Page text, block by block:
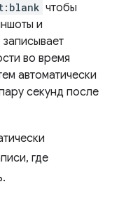
чтобы
и
во время
автоматически
секунд после
где